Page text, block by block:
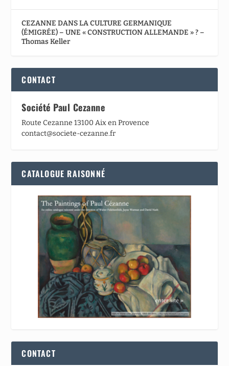
CEZANNE DANS LA CULTURE GERMANIQUE
(ÉMIGRÉE) – UNE « CONSTRUCTION ALLEMANDE » ? –
Thomas Keller
CONTACT
Société Paul Cezanne
Route Cezanne 13100 Aix en Provence
contact@societe-cezanne.fr
CATALOGUE RAISONNÉ
CONTACT